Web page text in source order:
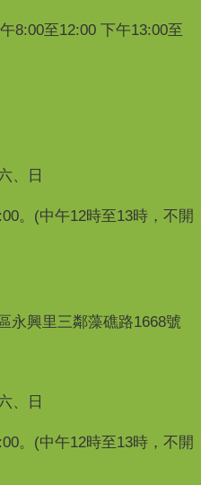
8:00至12:00 下午13:00至
、日
。(中午12時至13時，不開
興里三鄰藻礁路1668號
、日
。(中午12時至13時，不開